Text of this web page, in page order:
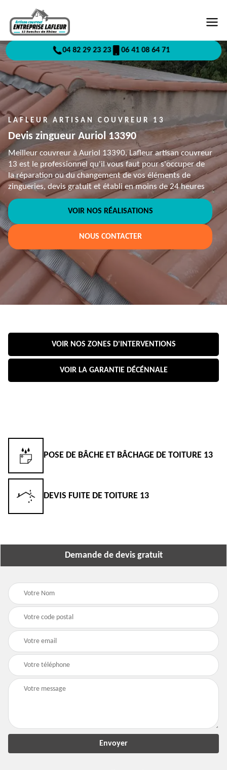
04 82 29 23 23 06 41 08 64 71
LAFLEUR ARTISAN COUVREUR 13
Devis zingueur Auriol 13390
Meilleur couvreur à Auriol 13390, Lafleur artisan couvreur
13 est le professionnel qu'il vous faut pour s'occuper de
la réparation ou du changement de vos éléments de
zingueries, devis gratuit et établi en moins de 24 heures
VOIR NOS RÉALISATIONS
NOUS CONTACTER
VOIR NOS ZONES D'INTERVENTIONS
VOIR LA GARANTIE DÉCÉNNALE
POSE DE BÂCHE ET BÂCHAGE DE TOITURE 13
DEVIS FUITE DE TOITURE 13
Demande de devis gratuit